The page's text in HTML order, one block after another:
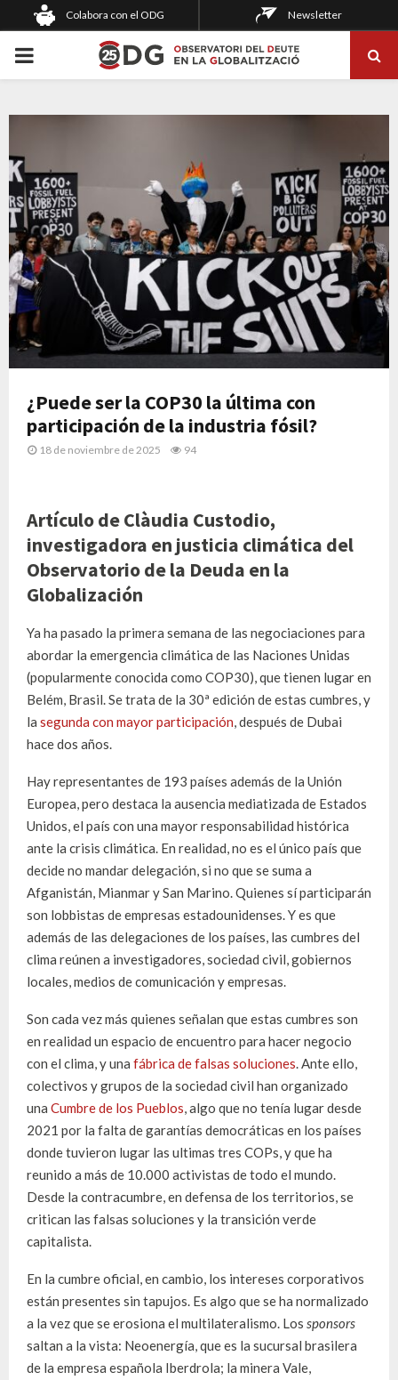
Colabora con el ODG Newsletter
PRIMARY
¿Puede ser la COP30 la última con
participación de la industria fósil?
18 de noviembre de 2025 94
Artículo de Clàudia Custodio,
investigadora en justicia climática del
Observatorio de la Deuda en la
Globalización
Ya ha pasado la primera semana de las negociaciones para
abordar la emergencia climática de las Naciones Unidas
(popularmente conocida como COP30), que tienen lugar en
Belém, Brasil. Se trata de la 30ª edición de estas cumbres, y
la segunda con mayor participación, después de Dubai
hace dos años.
Hay representantes de 193 países además de la Unión
Europea, pero destaca la ausencia mediatizada de Estados
Unidos, el país con una mayor responsabilidad histórica
ante la crisis climática. En realidad, no es el único país que
decide no mandar delegación, si no que se suma a
Afganistán, Mianmar y San Marino. Quienes sí participarán
son lobbistas de empresas estadounidenses. Y es que
además de las delegaciones de los países, las cumbres del
clima reúnen a investigadores, sociedad civil, gobiernos
locales, medios de comunicación y empresas.
Son cada vez más quienes señalan que estas cumbres son
en realidad un espacio de encuentro para hacer negocio
con el clima, y una fábrica de falsas soluciones. Ante ello,
colectivos y grupos de la sociedad civil han organizado
una Cumbre de los Pueblos, algo que no tenía lugar desde
2021 por la falta de garantías democráticas en los países
donde tuvieron lugar las ultimas tres COPs, y que ha
reunido a más de 10.000 activistas de todo el mundo.
Desde la contracumbre, en defensa de los territorios, se
critican las falsas soluciones y la transición verde
capitalista.
En la cumbre oficial, en cambio, los intereses corporativos
están presentes sin tapujos. Es algo que se ha normalizado
a la vez que se erosiona el multilateralismo. Los sponsors
saltan a la vista: Neoenergía, que es la sucursal brasilera
de la empresa española Iberdrola; la minera Vale,